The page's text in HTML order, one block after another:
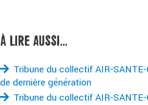
À LIRE AUSSI...
Tribune du collectif AIR-
de dernière génération
Tribune du collectif AIR-